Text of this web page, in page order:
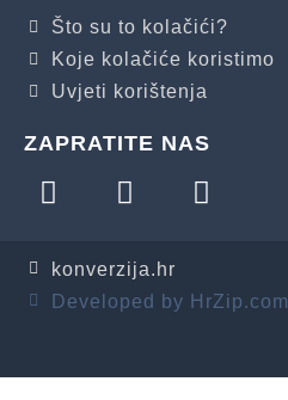
Što su to kolačići?
Koje kolačiće koristimo
Uvjeti korištenja
ZAPRATITE NAS
konverzija.hr
Developed by HrZip.com